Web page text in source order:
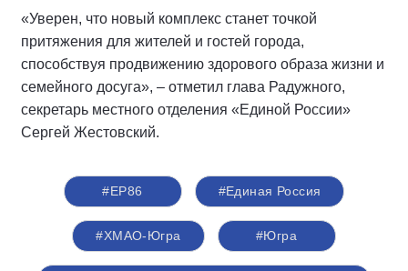
«Уверен, что новый комплекс станет точкой
притяжения для жителей и гостей города,
способствуя продвижению здорового образа жизни и
семейного досуга», – отметил глава Радужного,
секретарь местного отделения «Единой России»
Сергей Жестовский.
#ЕР86 #Единая Россия
#ХМАО-Югра #Югра